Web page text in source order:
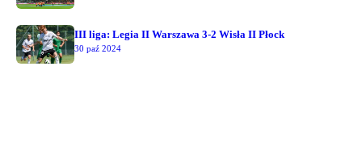
III liga: Legia II Warszawa 3-2 Wisła II Płock
30 paź 2024